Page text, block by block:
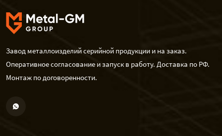
Завод металлоизделий серийной продукции и на заказ.
Оперативное согласование и запуск в работу. Доставка по РФ.
Монтаж по договоренности.